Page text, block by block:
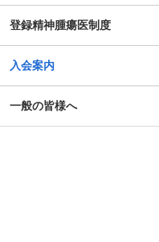
登録精神腫瘍医制度
入会案内
一般の皆様へ